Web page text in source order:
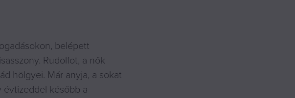
belépett
Rudolfot, a nők
hölgyei. Már anyja, a sokat
évtizeddel később a